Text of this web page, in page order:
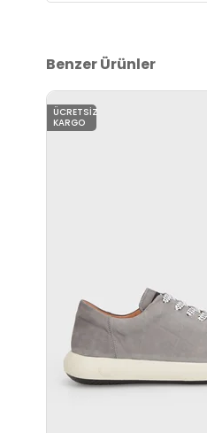
Benzer Ürünler
ÜCRETSIZ
KARGO